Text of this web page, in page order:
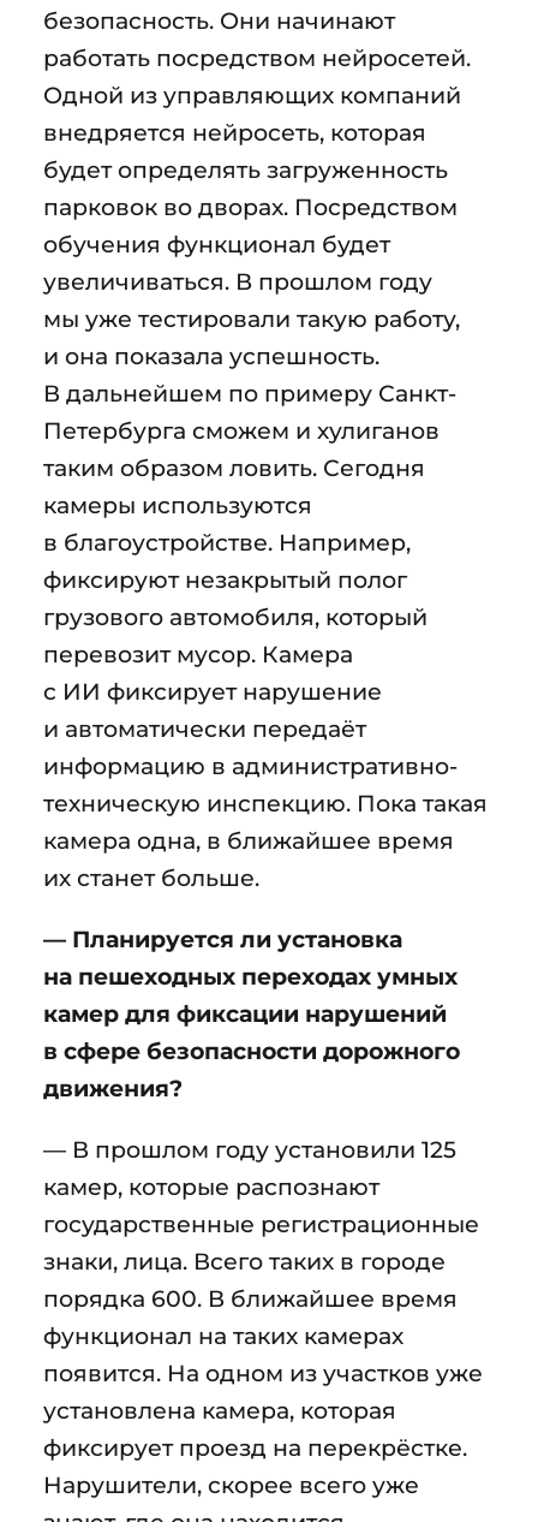
безопасность. Они начинают
работать посредством нейросетей.
Одной из управляющих компаний
внедряется нейросеть, которая
будет определять загруженность
парковок во дворах. Посредством
обучения функционал будет
увеличиваться. В прошлом году
мы уже тестировали такую работу,
и она показала успешность.
В дальнейшем по примеру Санкт-
Петербурга сможем и хулиганов
таким образом ловить. Сегодня
камеры используются
в благоустройстве. Например,
фиксируют незакрытый полог
грузового автомобиля, который
перевозит мусор. Камера
с ИИ фиксирует нарушение
и автоматически передаёт
информацию в административно-
техническую инспекцию. Пока такая
камера одна, в ближайшее время
их станет больше.
— Планируется ли установка
на пешеходных переходах умных
камер для фиксации нарушений
в сфере безопасности дорожного
движения?
— В прошлом году установили 125
камер, которые распознают
государственные регистрационные
знаки, лица. Всего таких в городе
порядка 600. В ближайшее время
функционал на таких камерах
появится. На одном из участков уже
установлена камера, которая
фиксирует проезд на перекрёстке.
Нарушители, скорее всего уже